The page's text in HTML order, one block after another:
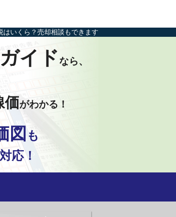
はいくら？売却相談もできます
イドなら、
価がわかる！
図 も
応！